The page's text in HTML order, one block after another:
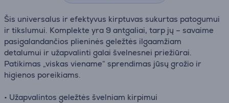
Šis universalus ir efektyvus kirptuvas sukurtas patogumui
ir tikslumui. Komplekte yra 9 antgaliai, tarp jų – savaime
pasigalandančios plieninės geležtės ilgaamžiam
detalumui ir užapvalinti galai švelnesnei priežiūrai.
Patikimas „viskas viename“ sprendimas jūsų grožio ir
higienos poreikiams.
• Užapvalintos geležtės švelniam kirpimui